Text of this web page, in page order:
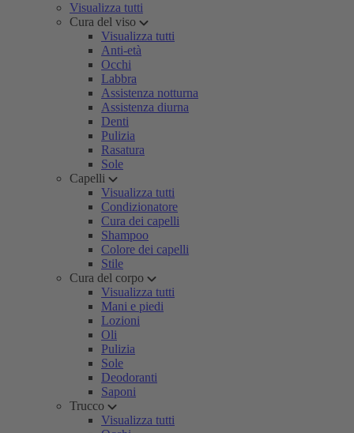
Visualizza tutti
Cura del viso
Visualizza tutti
Anti-età
Occhi
Labbra
Assistenza notturna
Assistenza diurna
Denti
Pulizia
Rasatura
Sole
Capelli
Visualizza tutti
Condizionatore
Cura dei capelli
Shampoo
Colore dei capelli
Stile
Cura del corpo
Visualizza tutti
Mani e piedi
Lozioni
Oli
Pulizia
Sole
Deodoranti
Saponi
Trucco
Visualizza tutti